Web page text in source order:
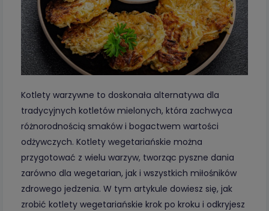
Kotlety warzywne to doskonała alternatywa dla
tradycyjnych kotletów mielonych, która zachwyca
różnorodnością smaków i bogactwem wartości
odżywczych. Kotlety wegetariańskie można
przygotować z wielu warzyw, tworząc pyszne dania
zarówno dla wegetarian, jak i wszystkich miłośników
zdrowego jedzenia. W tym artykule dowiesz się, jak
zrobić kotlety wegetariańskie krok po kroku i odkryjesz